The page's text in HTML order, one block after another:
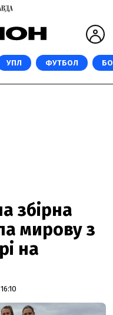
УПЛ ФУТБОЛ
збірна
мирову з
на